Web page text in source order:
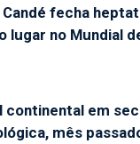
Candé fecha
lugar no Mundial
continental em
mês